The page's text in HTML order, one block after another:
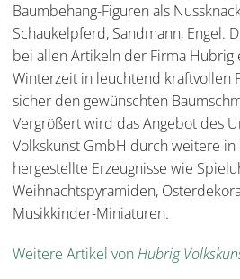
Baumbehang-Figuren als
Schaukelpferd, Sandmann, Engel.
bei allen Artikeln der Firma
Winterzeit in leuchtend kraftvollen
sicher den gewünschten
Vergrößert wird das Angebot des
Volkskunst GmbH durch weitere
hergestellte Erzeugnisse wie
Weihnachtspyramiden,
Musikkinder-Miniaturen.
Weitere Artikel vonHubrig